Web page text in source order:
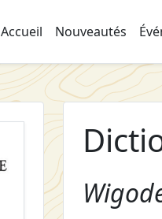
Accueil Nouveautés